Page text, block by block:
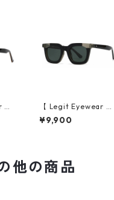
S
【 Legit Eyewear 】S
unglasses Konoe (Bl
ack Clear Grey/Gree
¥9,900
他の商品